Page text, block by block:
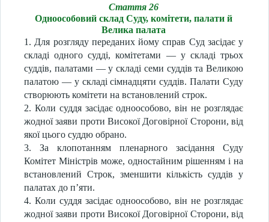
Стаття 26
Одноособовий склад Суду, комітети, палати й
Велика палата
1. Для розгляду переданих йому справ Суд засідає у
складі одного судді, комітетами — у складі трьох
суддів, палатами — у складі семи суддів та Великою
палатою — у складі сімнадцяти суддів. Палати Суду
створюють комітети на встановлений строк.
2. Коли суддя засідає одноособово, він не розглядає
жодної заяви проти Високої Договірної Сторони, від
якої цього суддю обрано.
3. За клопотанням пленарного засідання Суду
Комітет Міністрів може, одностайним рішенням і на
встановлений Строк, зменшити кількість суддів у
палатах до п’яти.
4. Коли суддя засідає одноособово, він не розглядає
жодної заяви проти Високої Договірної Сторони, від